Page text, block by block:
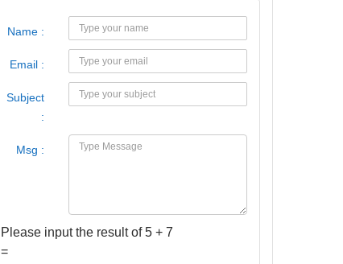
Name :
Email :
Subject
:
Msg :
Please input the result of 5 + 7
=